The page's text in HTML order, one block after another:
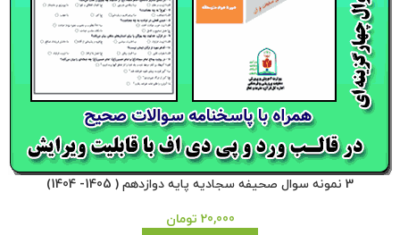
3 نمونه سوال صحیفه سجادیه پایه دوازدهم ( 1405- 1404)
20,000 تومان